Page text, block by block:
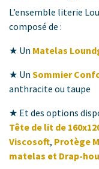
L’ensemble literie
composé de :
★ Un Matelas
★ Un Sommier
anthracite ou taupe
★ Et des options
Tête de lit de
Viscosoft, Protège
matelas et Drap-